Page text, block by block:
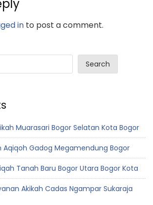
in to post a comment.
Search
Muarasari Bogor Selatan Kota Bogor
Aqiqoh Gadog Megamendung Bogor
Tanah Baru Bogor Utara Bogor Kota
Akikah Cadas Ngampar Sukaraja